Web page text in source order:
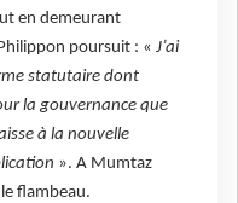
en demeurant
poursuit : « J’ai
statutaire dont
la gouvernance que
à la nouvelle
». A Mumtaz
flambeau.